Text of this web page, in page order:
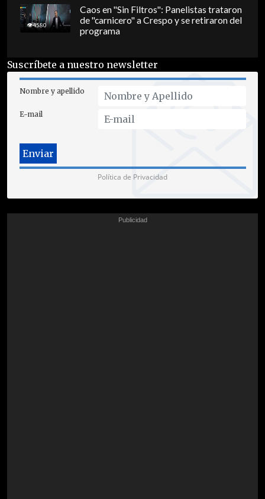
4580
Caos en "Sin Filtros": Panelistas trataron
de "carnicero" a Crespo y se retiraron del
programa
Suscríbete a nuestro newsletter
Nombre y apellido
E-mail
Política de Privacidad